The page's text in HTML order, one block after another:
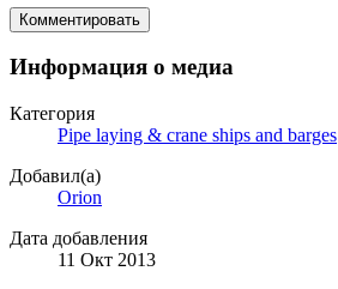
Комментировать
Информация о медиа
Категория
Pipe laying & crane ships and barges
Добавил(а)
Orion
Дата добавления
11 Окт 2013